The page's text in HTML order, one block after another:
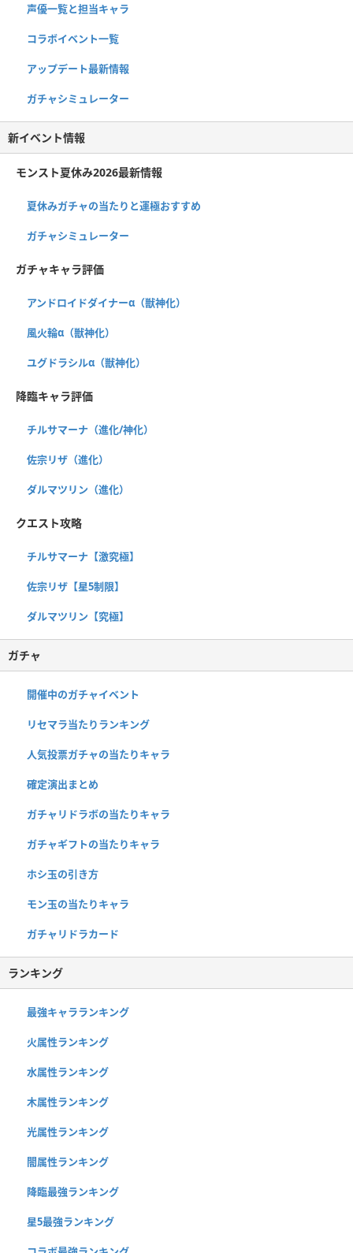
声優一覧と担当キャラ
コラボイベント一覧
アップデート最新情報
ガチャシミュレーター
新イベント情報
モンスト夏休み2026最新情報
夏休みガチャの当たりと運極おすすめ
ガチャシミュレーター
ガチャキャラ評価
アンドロイドダイナーα（獣神化）
風火輪α（獣神化）
ユグドラシルα（獣神化）
降臨キャラ評価
チルサマーナ（進化/神化）
佐宗リザ（進化）
ダルマツリン（進化）
クエスト攻略
チルサマーナ【激究極】
佐宗リザ【星5制限】
ダルマツリン【究極】
ガチャ
開催中のガチャイベント
リセマラ当たりランキング
人気投票ガチャの当たりキャラ
確定演出まとめ
ガチャリドラボの当たりキャラ
ガチャギフトの当たりキャラ
ホシ玉の引き方
モン玉の当たりキャラ
ガチャリドラカード
ランキング
最強キャラランキング
火属性ランキング
水属性ランキング
木属性ランキング
光属性ランキング
闇属性ランキング
降臨最強ランキング
星5最強ランキング